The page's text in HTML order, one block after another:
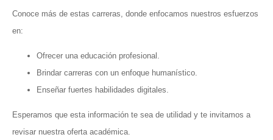
Conoce más de estas carreras, donde enfocamos nuestros esfuerzos
en:
Ofrecer una educación profesional.
Brindar carreras con un enfoque humanístico.
Enseñar fuertes habilidades digitales.
Esperamos que esta información te sea de utilidad y te invitamos a
revisar nuestra oferta académica.